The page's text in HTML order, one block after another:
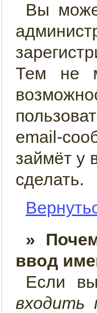
Вы
Тем не
email-
займёт у
сделать.
»
ввод
Если
входить